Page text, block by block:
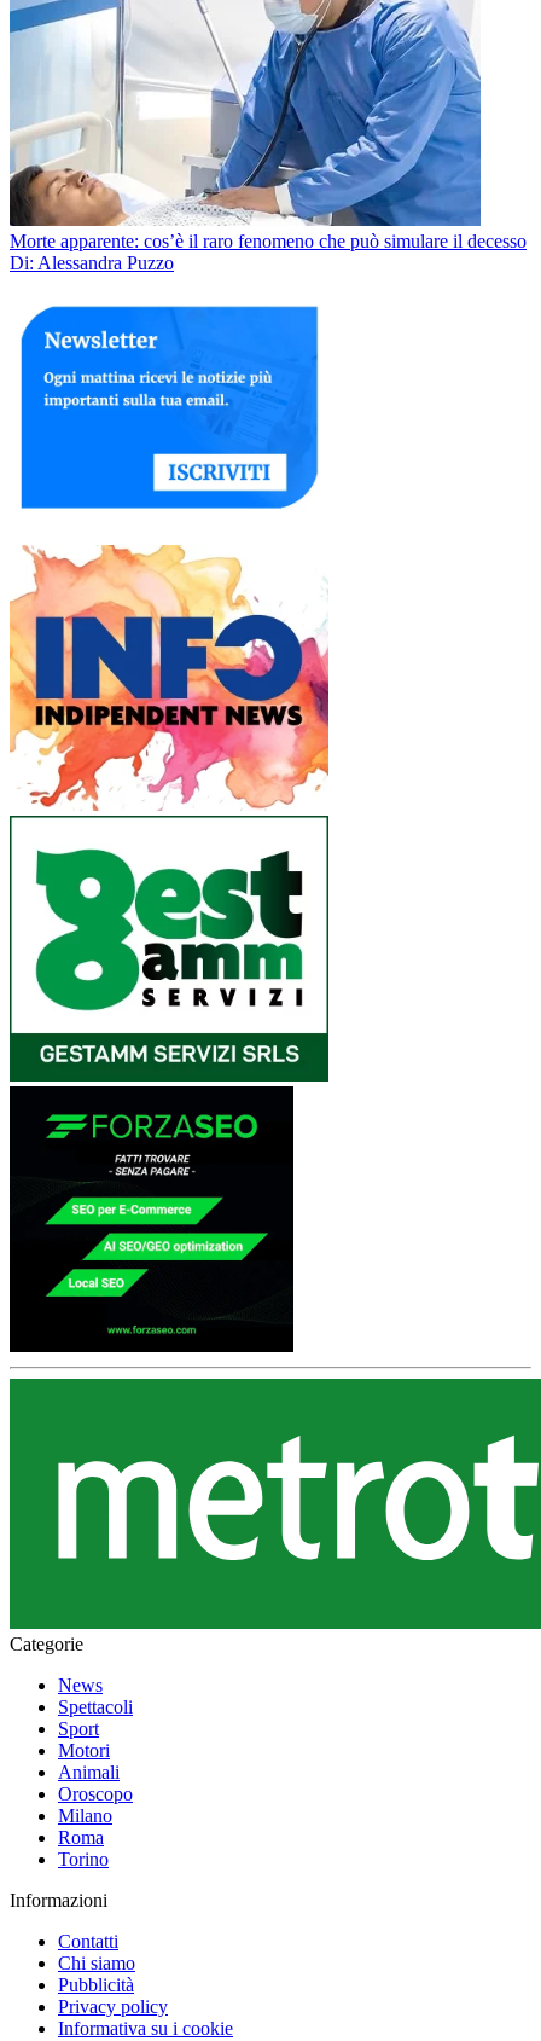
Morte apparente: cos’è il raro fenomeno che può simulare il decesso
Di: Alessandra Puzzo
Categorie
News
Spettacoli
Sport
Motori
Animali
Oroscopo
Milano
Roma
Torino
Informazioni
Contatti
Chi siamo
Pubblicità
Privacy policy
Informativa su i cookie